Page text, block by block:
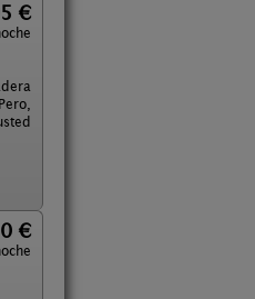
€
€